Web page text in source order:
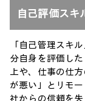
自己評価スキ
「自己管理スキ
分自身を評価し
上や、仕事の仕
が悪い」とリモ